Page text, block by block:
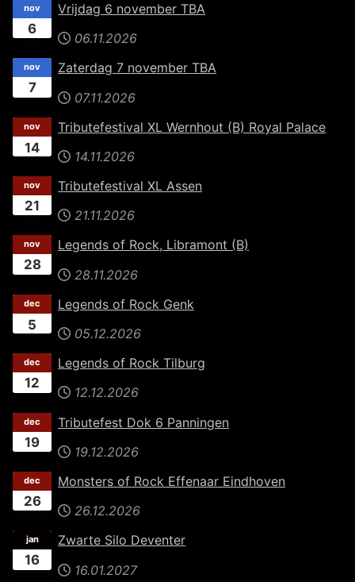
6
nov
Vrijdag 6 november TBA
06.11.2026
7
nov
Zaterdag 7 november TBA
07.11.2026
14
nov
Tributefestival XL Wernhout (B) Royal Palace
14.11.2026
21
nov
Tributefestival XL Assen
21.11.2026
28
nov
Legends of Rock, Libramont (B)
28.11.2026
5
dec
Legends of Rock Genk
05.12.2026
12
dec
Legends of Rock Tilburg
12.12.2026
19
dec
Tributefest Dok 6 Panningen
19.12.2026
26
dec
Monsters of Rock Effenaar Eindhoven
26.12.2026
16
jan
Zwarte Silo Deventer
16.01.2027